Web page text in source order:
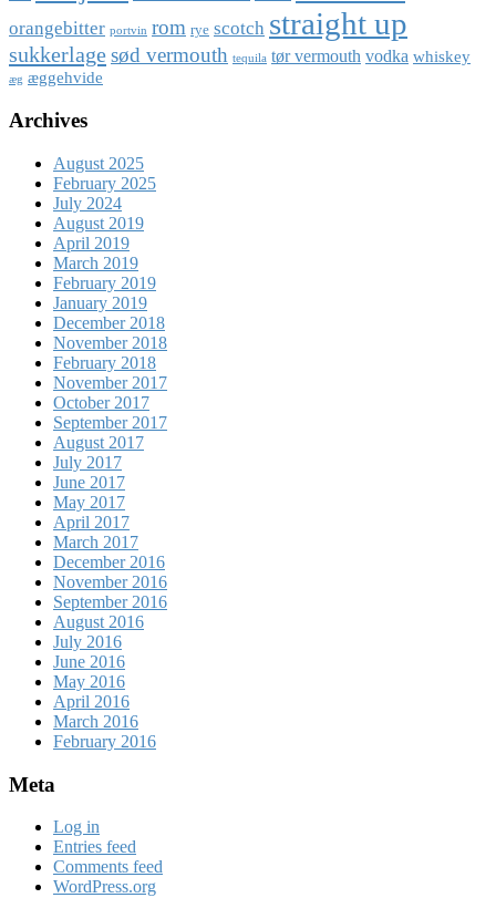
orangebitter portvin rom rye scotch straight up
sukkerlagesød vermouth tequila tør vermouth vodka whiskey
æg æggehvide
Archives
August 2025
February 2025
July 2024
August 2019
April 2019
March 2019
February 2019
January 2019
December 2018
November 2018
February 2018
November 2017
October 2017
September 2017
August 2017
July 2017
June 2017
May 2017
April 2017
March 2017
December 2016
November 2016
September 2016
August 2016
July 2016
June 2016
May 2016
April 2016
March 2016
February 2016
Meta
Log in
Entries feed
Comments feed
WordPress.org